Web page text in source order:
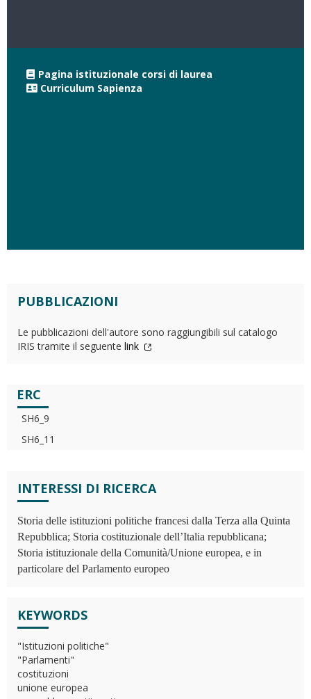
Pagina istituzionale corsi di laurea
Curriculum Sapienza
PUBBLICAZIONI
Le pubblicazioni dell'autore sono raggiungibili sul catalogo
IRIS tramite il seguente link
ERC
SH6_9
SH6_11
INTERESSI DI RICERCA
Storia delle istituzioni politiche francesi dalla Terza alla Quinta
Repubblica; Storia costituzionale dell’Italia repubblicana;
Storia istituzionale della Comunità/Unione europea, e in
particolare del Parlamento europeo
KEYWORDS
"Istituzioni politiche"
"Parlamenti"
costituzioni
unione europea